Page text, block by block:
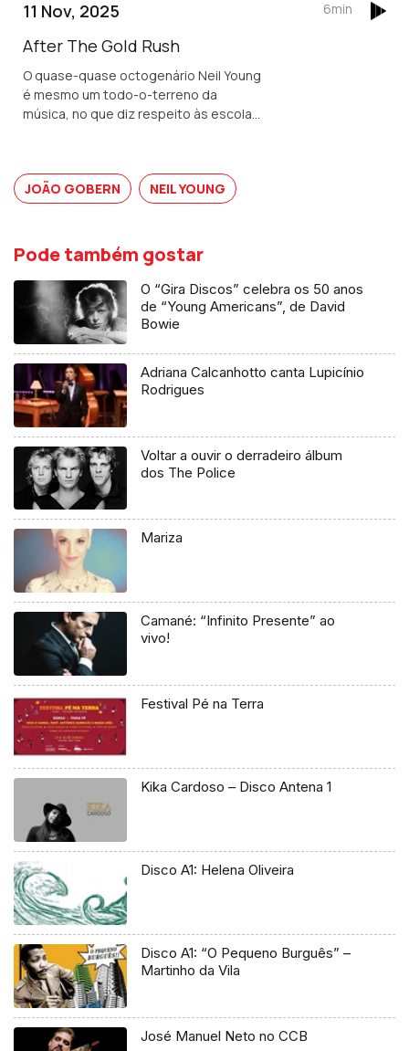
abraçando.
11 Nov, 2025
After The Gold Rush
O quase-quase octogenário Neil Young
é mesmo um todo-o-terreno da
música, no que diz respeito às escolas
minimamente no número de edições.
6min
JOÃO GOBERN NEIL YOUNG
Pode também gostar
O “Gira Discos” celebra os 50 anos
de “Young Americans”, de David
Bowie
Adriana Calcanhotto canta Lupicínio
Rodrigues
Voltar a ouvir o derradeiro álbum
dos The Police
Mariza
Camané: “Infinito Presente” ao
vivo!
Festival Pé na Terra
Kika Cardoso – Disco Antena 1
Disco A1: Helena Oliveira
Disco A1: “O Pequeno Burguês” –
Martinho da Vila
José Manuel Neto no CCB